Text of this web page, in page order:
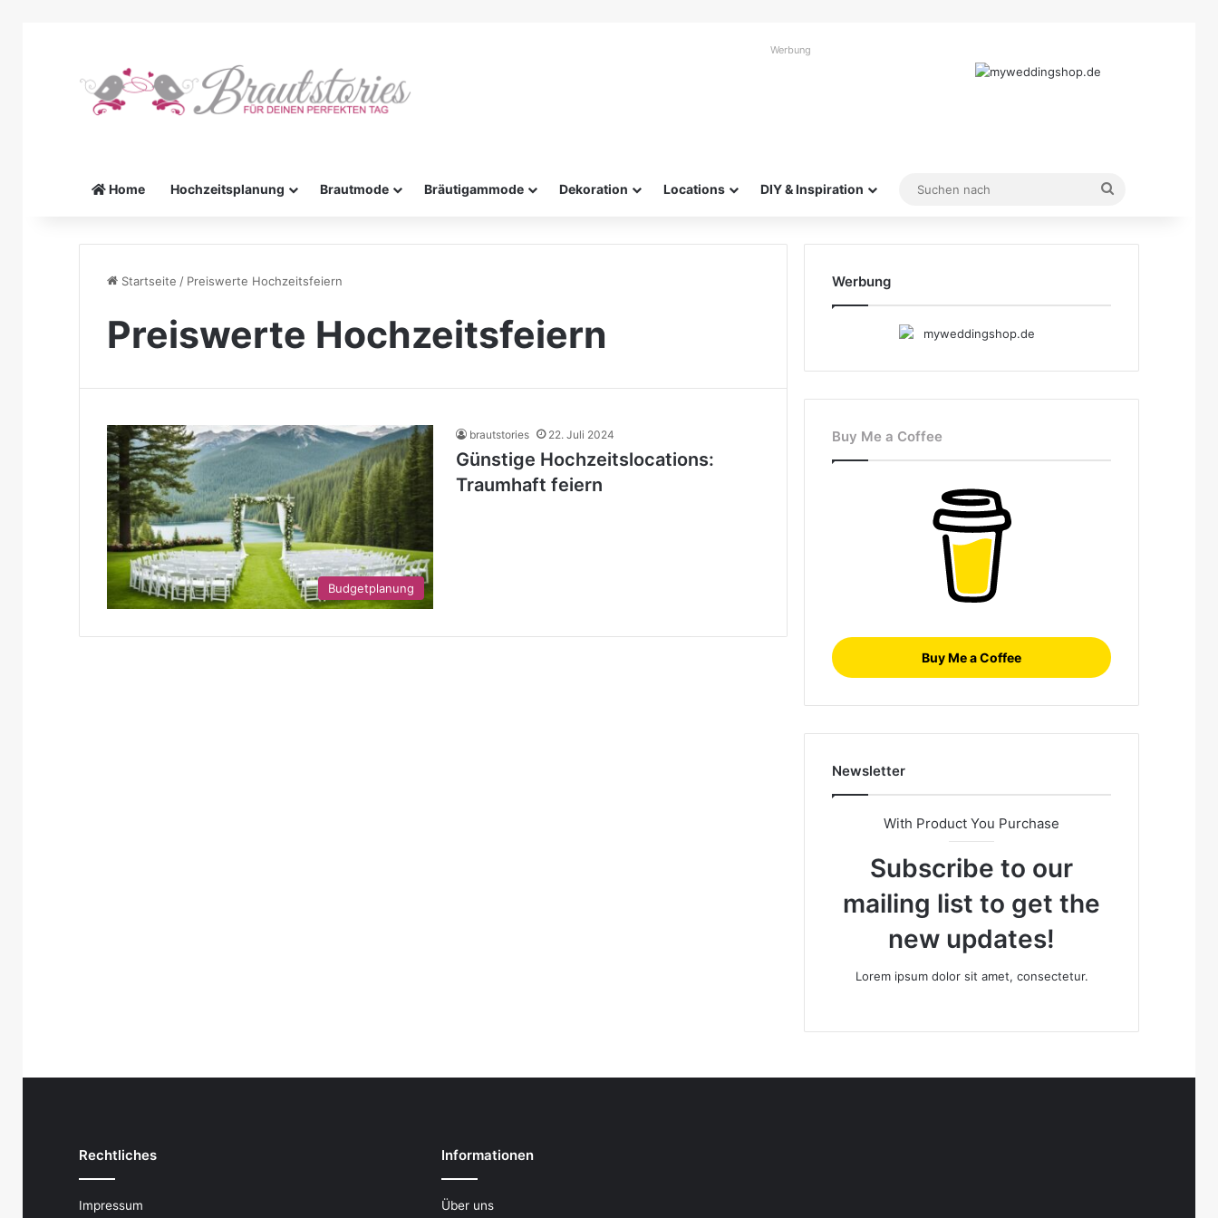
Werbung
Home Hochzeitsplanung Brautmode Bräutigammode Dekoration Locations DIY & Inspiration
Startseite / Preiswerte Hochzeitsfeiern
Preiswerte Hochzeitsfeiern
Budgetplanung
brautstories 22. Juli 2024
Günstige Hochzeitslocations:
Traumhaft feiern
Werbung
Buy Me a Coffee
Buy Me a Coffee
Newsletter
With Product You Purchase
Subscribe to our
mailing list to get the
new updates!
Lorem ipsum dolor sit amet, consectetur.
Rechtliches
Impressum
Informationen
Über uns